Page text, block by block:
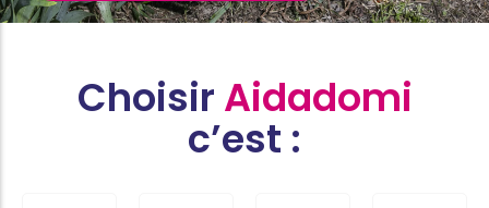
Choisir Aidadomi
c’est :